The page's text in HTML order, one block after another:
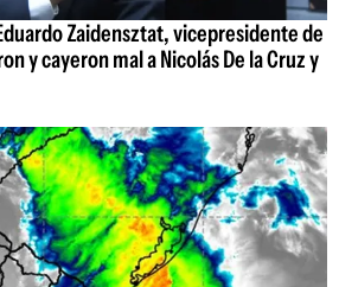
Zaidensztat, vicepresidente de
y cayeron mal a Nicolás De la Cruz y